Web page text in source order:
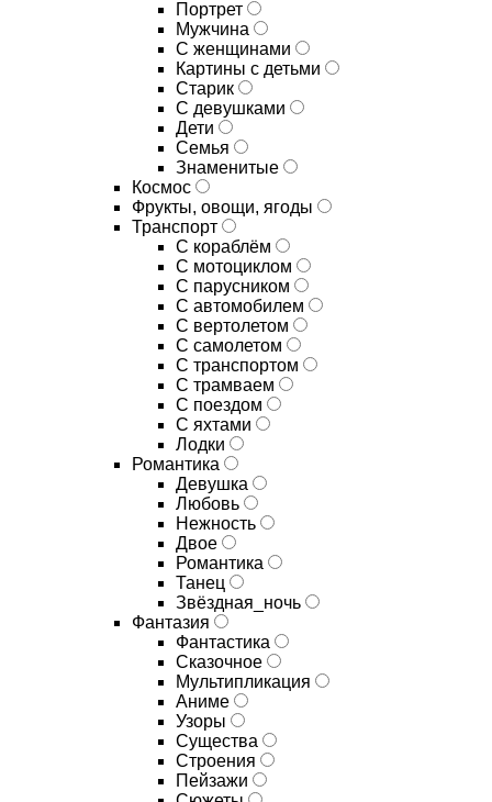
Портрет
Мужчина
С женщинами
Картины с детьми
Старик
С девушками
Дети
Семья
Знаменитые
Космос
Фрукты, овощи, ягоды
Транспорт
С кораблём
С мотоциклом
С парусником
С автомобилем
С вертолетом
С самолетом
С транспортом
С трамваем
С поездом
С яхтами
Лодки
Романтика
Девушка
Любовь
Нежность
Двое
Романтика
Танец
Звёздная_ночь
Фантазия
Фантастика
Сказочное
Мультипликация
Аниме
Узоры
Существа
Строения
Пейзажи